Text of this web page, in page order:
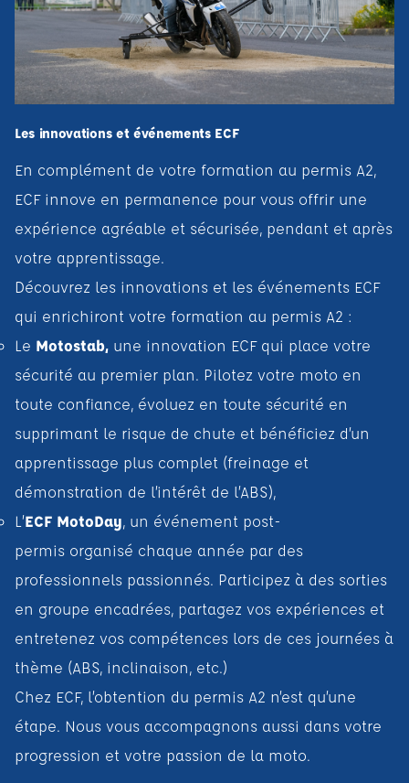
Les innovations et événements ECF
En complément de votre formation au permis A2,
ECF innove en permanence pour vous offrir une
expérience agréable et sécurisée, pendant et après
votre apprentissage.
Découvrez les innovations et les événements ECF
qui enrichiront votre formation au permis A2 :
Le Motostab, une innovation ECF qui place votre
sécurité au premier plan. Pilotez votre moto en
toute confiance, évoluez en toute sécurité en
supprimant le risque de chute et bénéficiez d’un
apprentissage plus complet (freinage et
démonstration de l’intérêt de l’ABS),
L’ECF MotoDay, un événement post-
permis organisé chaque année par des
professionnels passionnés. Participez à des sorties
en groupe encadrées, partagez vos expériences et
entretenez vos compétences lors de ces journées à
thème (ABS, inclinaison, etc.)
Chez ECF, l’obtention du permis A2 n’est qu’une
étape. Nous vous accompagnons aussi dans votre
progression et votre passion de la moto.